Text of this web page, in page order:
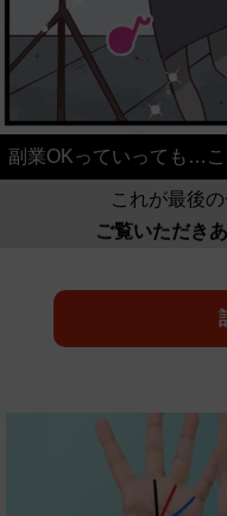
副業OKっていっても…
これが最後
ご覧いただき